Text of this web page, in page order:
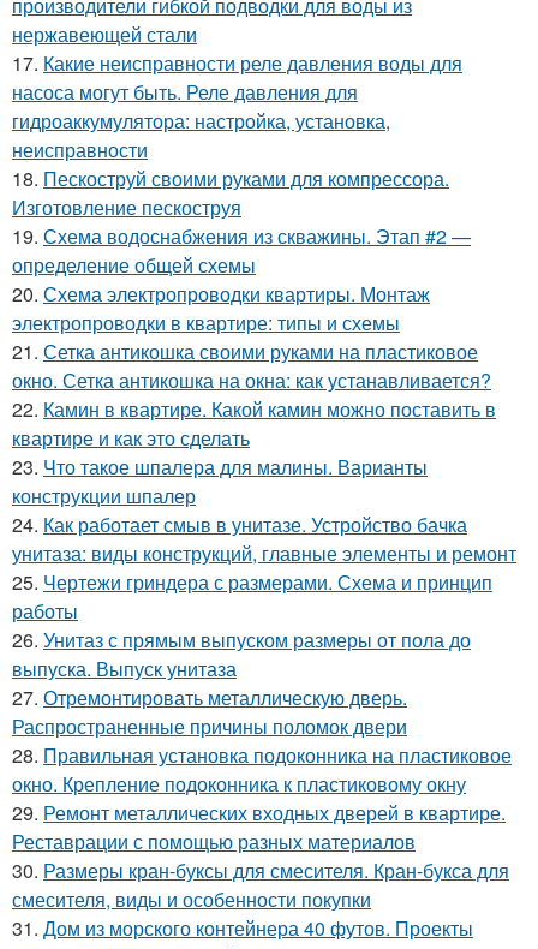
нержавеющей стали
17. Какие неисправности реле давления воды для
насоса могут быть. Реле давления для
гидроаккумулятора: настройка, установка,
неисправности
18. Пескоструй своими руками для компрессора.
Изготовление пескоструя
19. Схема водоснабжения из скважины. Этап #2 —
определение общей схемы
20. Схема электропроводки квартиры. Монтаж
электропроводки в квартире: типы и схемы
21. Сетка антикошка своими руками на пластиковое
окно. Сетка антикошка на окна: как устанавливается?
22. Камин в квартире. Какой камин можно поставить в
квартире и как это сделать
23. Что такое шпалера для малины. Варианты
конструкции шпалер
24. Как работает смыв в унитазе. Устройство бачка
унитаза: виды конструкций, главные элементы и ремонт
25. Чертежи гриндера с размерами. Схема и принцип
работы
26. Унитаз с прямым выпуском размеры от пола до
выпуска. Выпуск унитаза
27. Отремонтировать металлическую дверь.
Распространенные причины поломок двери
28. Правильная установка подоконника на пластиковое
окно. Крепление подоконника к пластиковому окну
29. Ремонт металлических входных дверей в квартире.
Реставрации с помощью разных материалов
30. Размеры кран-буксы для смесителя. Кран-букса для
смесителя, виды и особенности покупки
31. Дом из морского контейнера 40 футов. Проекты